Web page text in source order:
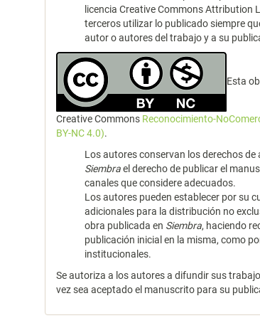
licencia Creative Commons Attribution
terceros utilizar lo publicado siempre
autor o autores del trabajo y a su
Esta
Creative Commons Reconocimiento-
BY-NC 4.0).
Los autores conservan los derechos
Siembrael derecho de publicar el
canales que considere adecuados.
Los autores pueden establecer por su
adicionales para la distribución no
obra publicada en Siembra, haciendo
publicación inicial en la misma, como
institucionales.
Se autoriza a los autores a difundir sus
vez sea aceptado el manuscrito para su